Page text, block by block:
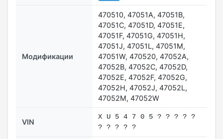
Модификации
470510, 47051А, 47051В,
47051С, 47051D, 47051Е,
47051F, 47051G, 47051H,
47051J, 47051L, 47051М,
47051W, 470520, 47052А,
47052В, 47052С, 47052D,
47052Е, 47052F, 47052G,
47052H, 47052J, 47052L,
47052М, 47052W
VIN
X U 5 4 7 0 5 ? ? ? ? ?
? ? ? ? ?